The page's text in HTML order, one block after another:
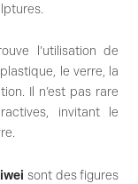
l’utilisation de
le verre, la
Il n’est pas rare
invitant le
sont des figures